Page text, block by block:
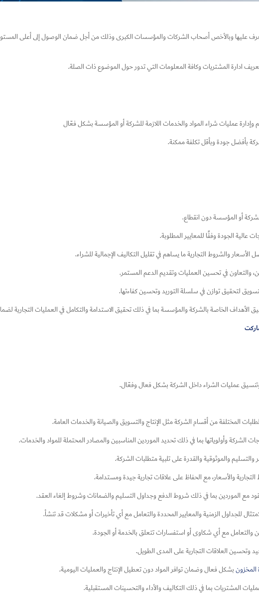
عليها وبالأخص أصحاب الشركات والمؤسسات الكبرى وذلك من أجل ضمان الوصول إلى أعلى
ادارة المشتريات وكافة المعلومات التي تدور حول الموضوع ذات الصلة.
وإدارة عمليات شراء المواد والخدمات اللازمة للشركة أو المؤسسة بشكل فعّال
بأفضل جودة وبأقل تكلفة ممكنة.
أو المؤسسة دون انقطاع.
عالية الجودة وفقًا للمعايير المطلوبة.
والشروط التجارية ما يساهم في تقليل التكاليف الإجمالية للشراء.
والتعاون في تحسين العمليات وتقديم الدعم المستمر.
لتحقيق توازن في سلسلة التوريد وتحسين كفاءتها.
الأهداف الخاصة بالشركة والمؤسسة بما في ذلك تحقيق الاستدامة والتكامل في العمليات التجارية
عمليات الشراء داخل الشركة بشكل فعال وفعّال.
المختلفة من أقسام الشركة مثل الإنتاج والتسويق والصيانة والخدمات العامة.
وأولوياتها بما في ذلك تحديد الموردين المناسبين والمصادر المحتملة للمواد والخدمات.
والموثوقية والقدرة على تلبية متطلبات الشركة.
والأسعار، مع الحفاظ على علاقات تجارية جيدة ومستدامة.
مع الموردين بما في ذلك شروط الدفع وجداول التسليم والضمانات وشروط إلغاء العقد.
للجداول الزمنية والمعايير المحددة والتعامل مع أي تأخيرات أو مشكلات قد تنشأ.
والتعامل مع أي شكاوى أو استفسارات تتعلق بالخدمة أو الجودة.
وتحسين العلاقات التجارية على المدى الطويل.
المخزونبشكل فعال وضمان توافر المواد دون تعطيل الإنتاج والعمليات اليومية.
المشتريات بما في ذلك التكاليف والأداء والتحسينات المستقبلية.